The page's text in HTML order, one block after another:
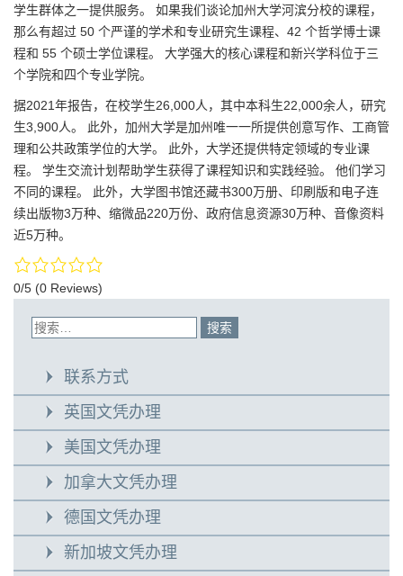
学生群体之一提供服务。 如果我们谈论加州大学河滨分校的课程，
那么有超过 50 个严谨的学术和专业研究生课程、42 个哲学博士课
程和 55 个硕士学位课程。 大学强大的核心课程和新兴学科位于三
个学院和四个专业学院。
据2021年报告，在校学生26,000人，其中本科生22,000余人，研究
生3,900人。 此外，加州大学是加州唯一一所提供创意写作、工商管
理和公共政策学位的大学。 此外，大学还提供特定领域的专业课
程。 学生交流计划帮助学生获得了课程知识和实践经验。 他们学习
不同的课程。 此外，大学图书馆还藏书300万册、印刷版和电子连
续出版物3万种、缩微品220万份、政府信息资源30万种、音像资料
近5万种。
0/5 (0 Reviews)
联系方式
英国文凭办理
美国文凭办理
加拿大文凭办理
德国文凭办理
新加坡文凭办理